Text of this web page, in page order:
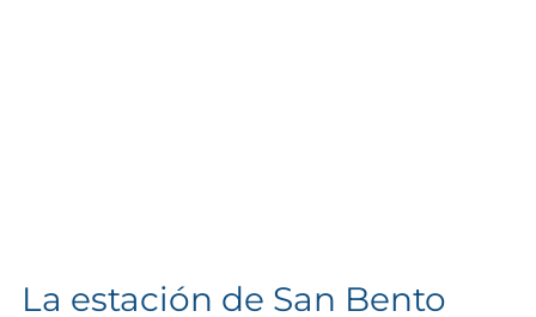
La estación de San Bento